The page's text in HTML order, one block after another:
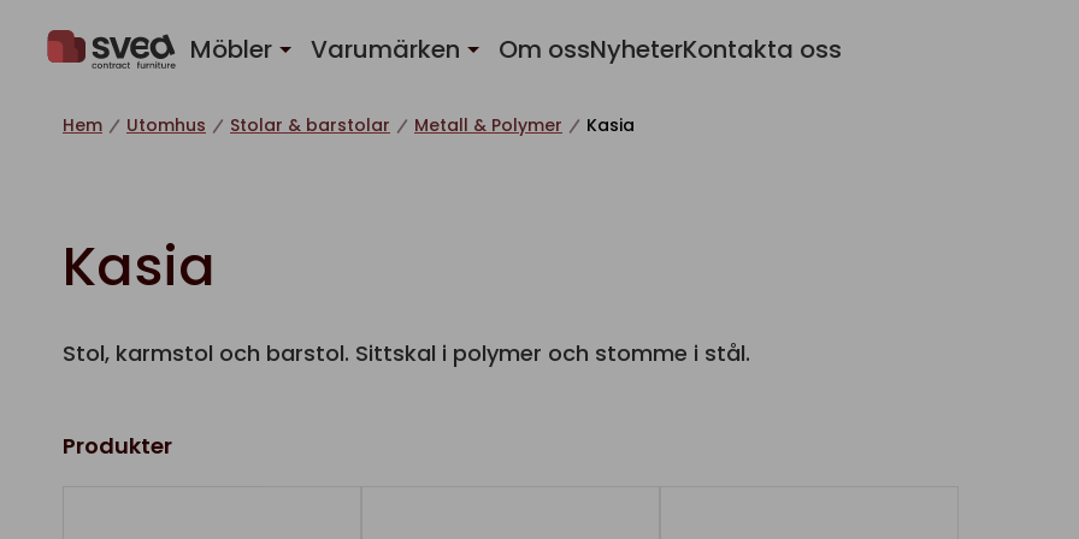
Möbler Varumärken Om ossNyheterKontakta oss
Hem Utomhus Stolar & barstolar Metall & Polymer Kasia
Kasia
Stol, karmstol och barstol. Sittskal i polymer och stomme i stål.
Produkter